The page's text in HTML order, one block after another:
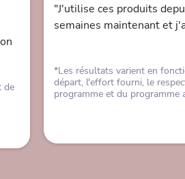
de
"J'utilise ces produits
semaines maintenant et
*Les résultats varient en
départ, l'effort fourni, le
programme et du programme